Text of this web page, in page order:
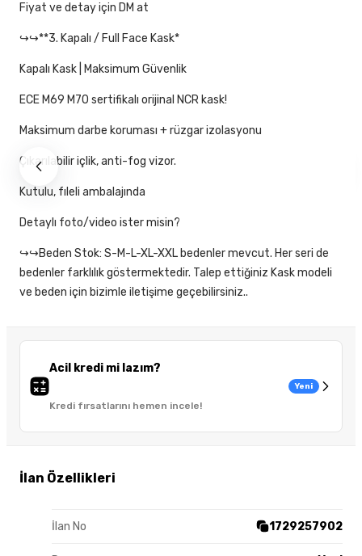
Acil kredi mi lazım?
Kredi fırsatlarını hemen incele!
Yeni
İlan Özellikleri
İlan No 1729257902
Fiyat ve detay için DM at
↪↪**3. Kapalı / Full Face Kask*
Kapalı Kask | Maksimum Güvenlik
ECE M69 M70 sertifikalı orijinal NCR kask!
Maksimum darbe koruması + rüzgar izolasyonu
Çıkarılabilir içlik, anti-fog vizor.
Kutulu, fıleli ambalajında
Detaylı foto/video ister misin?
↪↪Beden Stok: S-M-L-XL-XXL bedenler mevcut. Her seri de
bedenler farklılık göstermektedir. Talep ettiğiniz Kask modeli
ve beden için bizimle iletişime geçebilirsiniz..